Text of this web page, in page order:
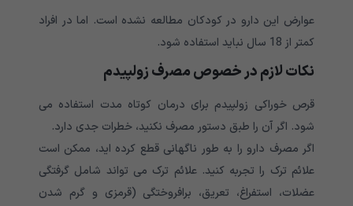
عوارض این دارو در کودکان مطالعه نشده است. اما در افراد
کمتر از 18 سال نباید استفاده شود.
نکات لازم در خصوص مصرف زولپیدم
قرص خوراکی زولپیدم برای درمان کوتاه مدت استفاده می
شود. اگر آن را طبق دستور مصرف نکنید، خطرات جدی دارد.
اگر مصرف دارو را به طور ناگهانی قطع کرده اید، ممکن است
علائم ترک را تجربه کنید. علائم ترک می تواند شامل گرفتگی
عضلات، استفراغ، تعریق، برافروختگی (قرمزی و گرم شدن